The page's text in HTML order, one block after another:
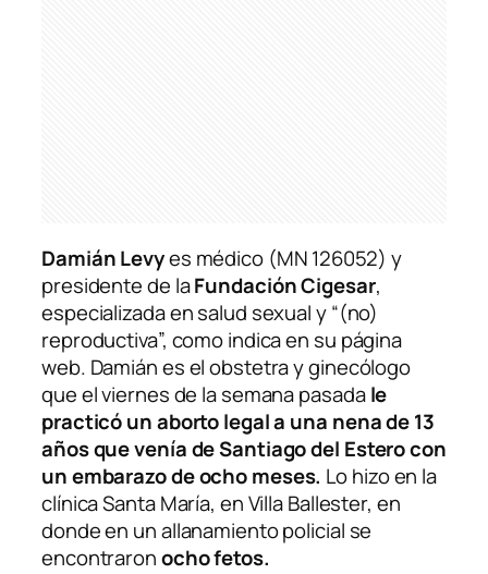
Damián Levyes médico (MN 126052) y
presidente de laFundación Cigesar,
especializada en salud sexual y “(no)
reproductiva”, como indica en su página
web. Damián es el obstetra y ginecólogo
que el viernes de la semana pasadale
practicó un aborto legal a una nena de 13
años que venía de Santiago del Estero con
un embarazo de ocho meses. Lo hizo en la
clínica Santa María, en Villa Ballester, en
donde en un allanamiento policial se
encontraronocho fetos.